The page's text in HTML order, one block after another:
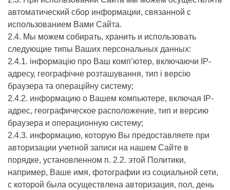
автоматический сбор информации, связанной с
использованием Вами Сайта.
2.4. Мы можем собирать, хранить и использовать
следующие типы Ваших персональных данных:
2.4.1. інформацію про Ваш комп’ютер, включаючи IP-
адресу, географічне розташування, тип і версію
браузера та операційну систему;
2.4.2. информацию о Вашем компьютере, включая IP-
адрес, географическое расположение, тип и версию
браузера и операционную систему;
2.4.3. информацию, которую Вы предоставляете при
авторизации учетной записи на нашем Сайте в
порядке, установленном п. 2.2. этой Политики,
например, Ваше имя, фотографии из социальной сети,
с которой была осуществлена авторизация, пол, день